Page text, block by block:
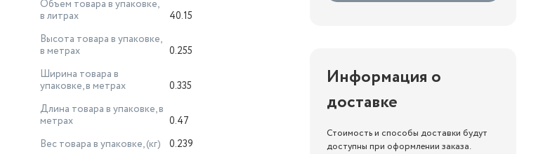
Объем товара в упаковке,
в литрах
40.15
Высота товара в упаковке,
в метрах
0.255
Ширина товара в
упаковке, в метрах
0.335
Длина товара в упаковке, в
метрах
0.47
Вес товара в упаковке, (кг)
0.239
Информация о
доставке
Стоимость и способы доставки будут
доступны при оформлении заказа.